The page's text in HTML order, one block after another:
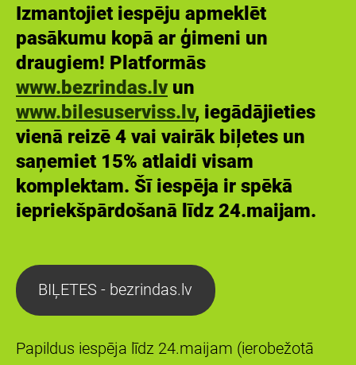
Izmantojiet iespēju apmeklēt
pasākumu kopā ar ģimeni un
draugiem! Platformās
www.bezrindas.lvun
www.bilesuserviss.lv, iegādājieties
vienā reizē 4 vai vairāk biļetes un
saņemiet 15% atlaidi visam
komplektam. Šī iespēja ir spēkā
iepriekšpārdošanā līdz 24.maijam.
BIĻETES - bezrindas.lv
Papildus iespēja līdz 24.maijam (ierobežotā